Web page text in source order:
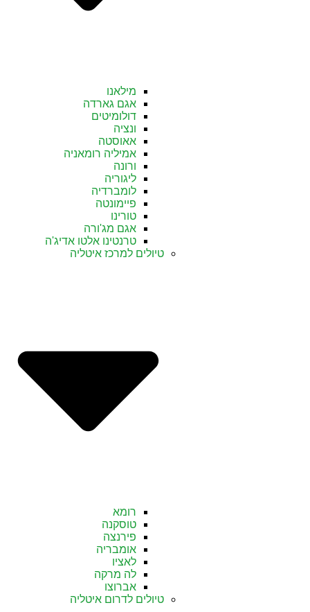
מילאנו
אגם גארדה
דולומיטים
ונציה
אאוסטה
אמיליה רומאניה
ורונה
ליגוריה
לומברדיה
פיימונטה
טורינו
אגם מג'ורה
טרנטינו אלטו אדיג'ה
טיולים למרכז איטליה
רומא
טוסקנה
פירנצה
אומבריה
לאציו
לה מרקה
אברוצו
טיולים לדרום איטליה